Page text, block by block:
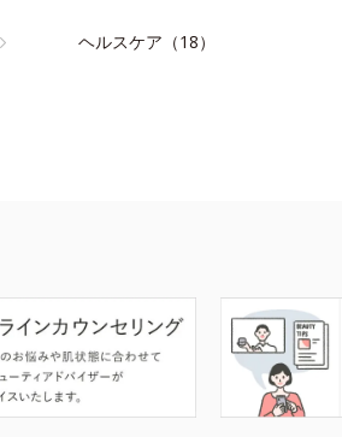
ヘルスケア（18）